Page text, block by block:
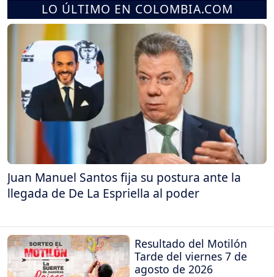
LO ÚLTIMO EN COLOMBIA.COM
Juan Manuel Santos fija su postura ante la
llegada de De La Espriella al poder
Resultado del Motilón
Tarde del viernes 7 de
agosto de 2026